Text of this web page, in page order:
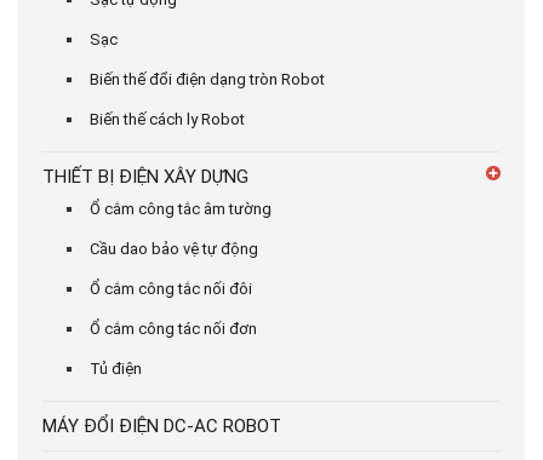
Sạc
Biến thế đổi điện dạng tròn Robot
Biến thế cách ly Robot
THIẾT BỊ ĐIỆN XÂY DỰNG
Ổ cắm công tắc âm tường
Cầu dao bảo vệ tự động
Ổ cắm công tắc nối đôi
Ổ cắm công tác nối đơn
Tủ điện
MÁY ĐỔI ĐIỆN DC-AC ROBOT